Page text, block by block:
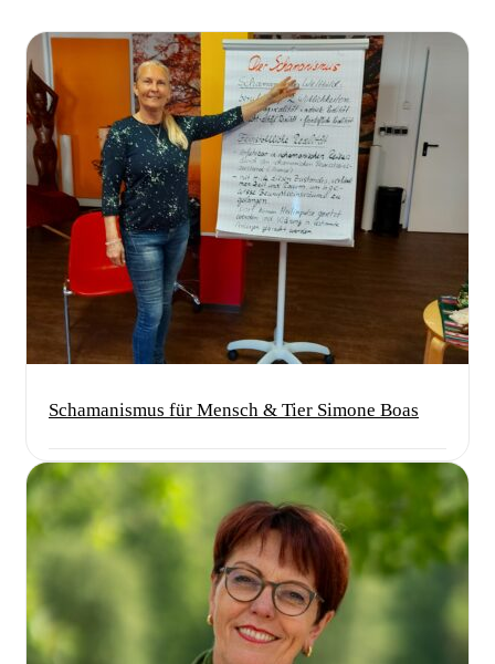
Schamanismus für Mensch & Tier Simone Boas